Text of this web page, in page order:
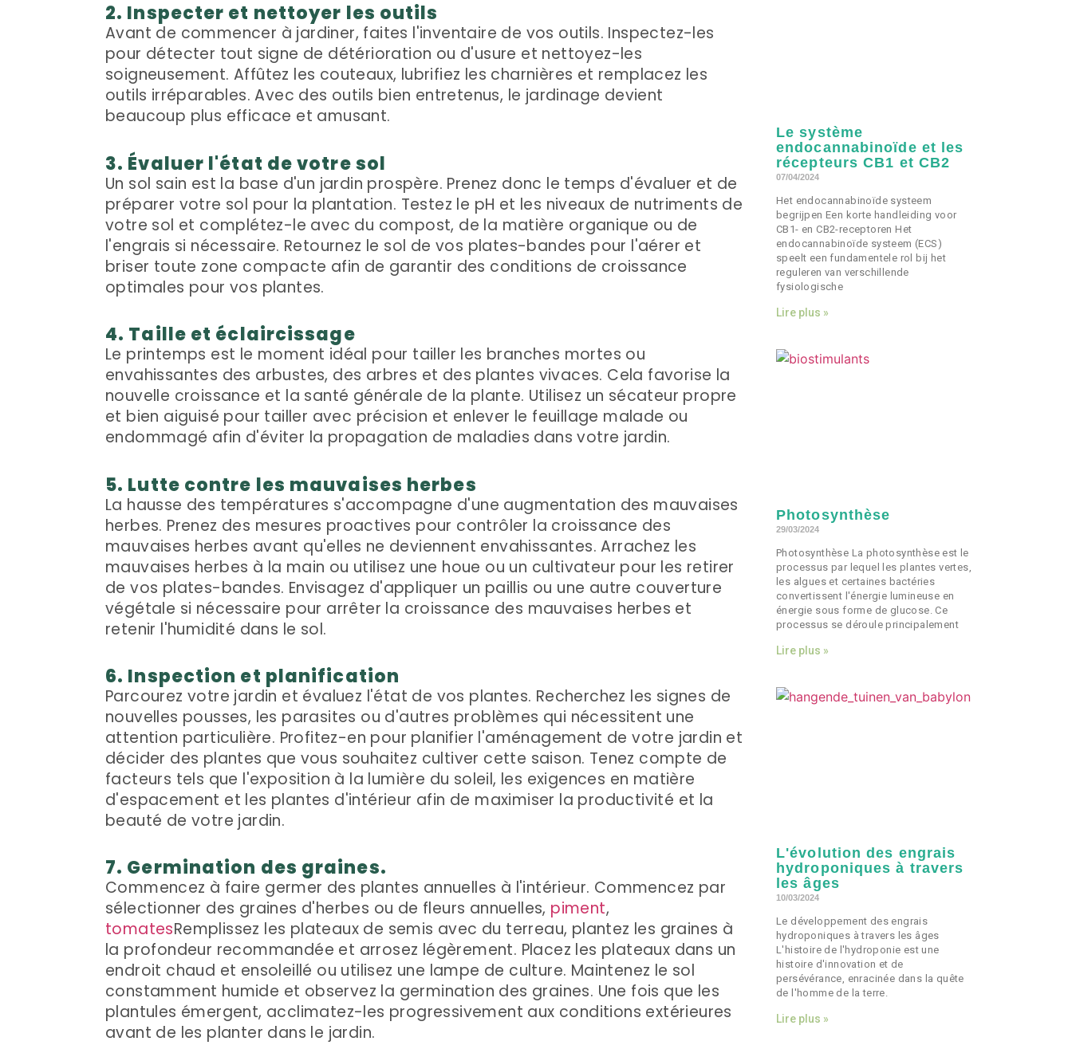
2. Inspecter et nettoyer les outils
Avant de commencer à jardiner, faites l'inventaire de vos outils. Inspectez-les
pour détecter tout signe de détérioration ou d'usure et nettoyez-les
soigneusement. Affûtez les couteaux, lubrifiez les charnières et remplacez les
outils irréparables. Avec des outils bien entretenus, le jardinage devient
beaucoup plus efficace et amusant.
3. Évaluer l'état de votre sol
Un sol sain est la base d'un jardin prospère. Prenez donc le temps d'évaluer et de
préparer votre sol pour la plantation. Testez le pH et les niveaux de nutriments de
votre sol et complétez-le avec du compost, de la matière organique ou de
l'engrais si nécessaire. Retournez le sol de vos plates-bandes pour l'aérer et
briser toute zone compacte afin de garantir des conditions de croissance
optimales pour vos plantes.
4. Taille et éclaircissage
Le printemps est le moment idéal pour tailler les branches mortes ou
envahissantes des arbustes, des arbres et des plantes vivaces. Cela favorise la
nouvelle croissance et la santé générale de la plante. Utilisez un sécateur propre
et bien aiguisé pour tailler avec précision et enlever le feuillage malade ou
endommagé afin d'éviter la propagation de maladies dans votre jardin.
5. Lutte contre les mauvaises herbes
La hausse des températures s'accompagne d'une augmentation des mauvaises
herbes. Prenez des mesures proactives pour contrôler la croissance des
mauvaises herbes avant qu'elles ne deviennent envahissantes. Arrachez les
mauvaises herbes à la main ou utilisez une houe ou un cultivateur pour les retirer
de vos plates-bandes. Envisagez d'appliquer un paillis ou une autre couverture
végétale si nécessaire pour arrêter la croissance des mauvaises herbes et
retenir l'humidité dans le sol.
6. Inspection et planification
Parcourez votre jardin et évaluez l'état de vos plantes. Recherchez les signes de
nouvelles pousses, les parasites ou d'autres problèmes qui nécessitent une
attention particulière. Profitez-en pour planifier l'aménagement de votre jardin et
décider des plantes que vous souhaitez cultiver cette saison. Tenez compte de
facteurs tels que l'exposition à la lumière du soleil, les exigences en matière
d'espacement et les plantes d'intérieur afin de maximiser la productivité et la
beauté de votre jardin.
7. Germination des graines.
Commencez à faire germer des plantes annuelles à l'intérieur. Commencez par
sélectionner des graines d'herbes ou de fleurs annuelles, piment,
tomatesRemplissez les plateaux de semis avec du terreau, plantez les graines à
la profondeur recommandée et arrosez légèrement. Placez les plateaux dans un
endroit chaud et ensoleillé ou utilisez une lampe de culture. Maintenez le sol
constamment humide et observez la germination des graines. Une fois que les
plantules émergent, acclimatez-les progressivement aux conditions extérieures
avant de les planter dans le jardin.
Le système
endocannabinoïde et les
récepteurs CB1 et CB2
07/04/2024
Het endocannabinoïde systeem
begrijpen Een korte handleiding voor
CB1- en CB2-receptoren Het
endocannabinoïde systeem (ECS)
speelt een fundamentele rol bij het
reguleren van verschillende
fysiologische
Lire plus »
Photosynthèse
29/03/2024
Photosynthèse La photosynthèse est le
processus par lequel les plantes vertes,
les algues et certaines bactéries
convertissent l'énergie lumineuse en
énergie sous forme de glucose. Ce
processus se déroule principalement
Lire plus »
L'évolution des engrais
hydroponiques à travers
les âges
10/03/2024
Le développement des engrais
hydroponiques à travers les âges
L'histoire de l'hydroponie est une
histoire d'innovation et de
persévérance, enracinée dans la quête
de l'homme de la terre.
Lire plus »